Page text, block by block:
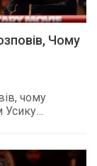
Чому
чому
Усику…